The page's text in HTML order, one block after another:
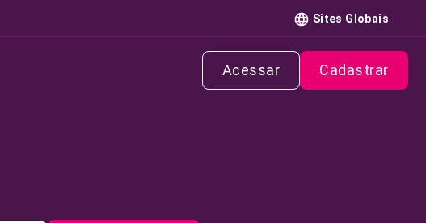
Sites Globais
Acessar Cadastrar